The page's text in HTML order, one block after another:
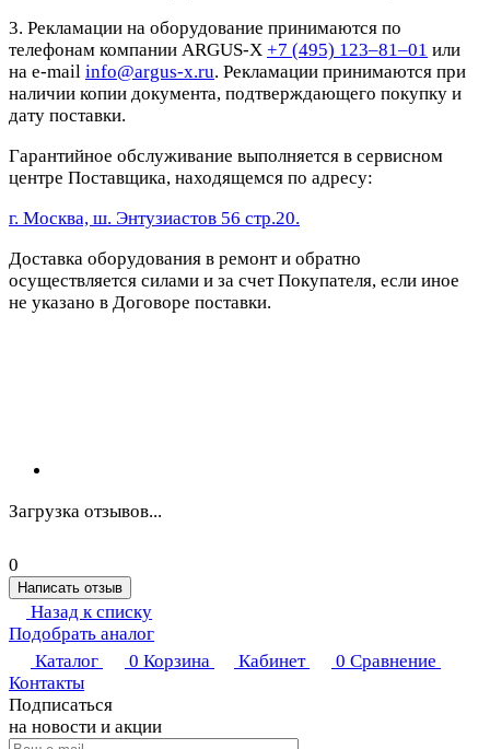
3. Рекламации на оборудование принимаются по
телефонам компании ARGUS-X +7 (495) 123–81–01 или
на e-mail info@argus-x.ru. Рекламации принимаются при
наличии копии документа, подтверждающего покупку и
дату поставки.
Гарантийное обслуживание выполняется в сервисном
центре Поставщика, находящемся по адресу:
г. Москва, ш. Энтузиастов 56 стр.20.
Доставка оборудования в ремонт и обратно
осуществляется силами и за счет Покупателя, если иное
не указано в Договоре поставки.
Загрузка отзывов...
0
Написать отзыв
Назад к списку
Подобрать аналог
Каталог
0 Корзина Кабинет 0 Сравнение
Контакты
Подписаться
на новости и акции